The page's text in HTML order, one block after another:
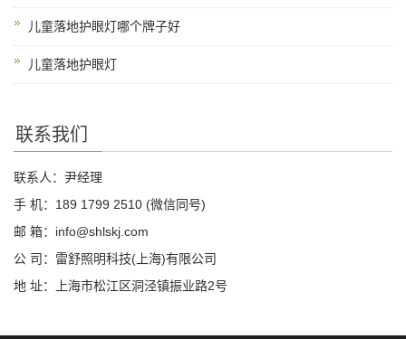
儿童落地护眼灯哪个牌子好
儿童落地护眼灯
联系我们
联系人：尹经理
手 机：189 1799 2510 (微信同号)
邮 箱：info@shlskj.com
公 司：雷舒照明科技(上海)有限公司
地 址：上海市松江区洞泾镇振业路2号